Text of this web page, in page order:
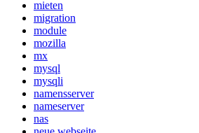
mieten
migration
module
mozilla
mx
mysql
mysqli
namensserver
nameserver
nas